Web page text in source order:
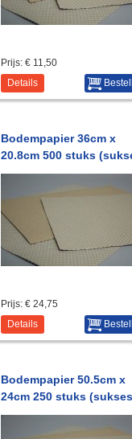
Prijs: € 11,50
Details
Bodempapier 36cm x
20.8cm 500 stuks
Prijs: € 24,75
Details
Bodempapier 50.5cm x
24cm 250 stuks